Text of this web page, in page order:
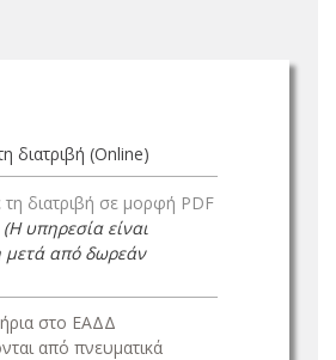
διατριβή (Online)
τη διατριβή σε μορφή PDF
(Η υπηρεσία είναι
μετά από δωρεάν
στο ΕΑΔΔ
από πνευματικά